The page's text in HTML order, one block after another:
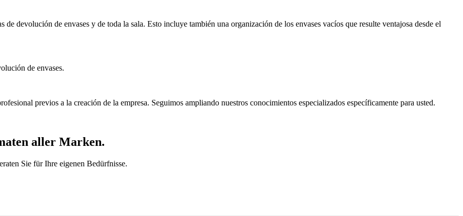
devolución de envases y de toda la sala. Esto incluye también una organización de los envases vacíos que resulte ventajosa desde el
de envases.
previos a la creación de la empresa. Seguimos ampliando nuestros conocimientos especializados específicamente para usted.
aller Marken.
Sie für Ihre eigenen Bedürfnisse.